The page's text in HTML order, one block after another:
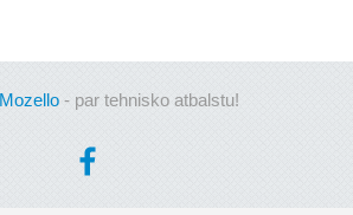
Mozello- par tehnisko atbalstu!